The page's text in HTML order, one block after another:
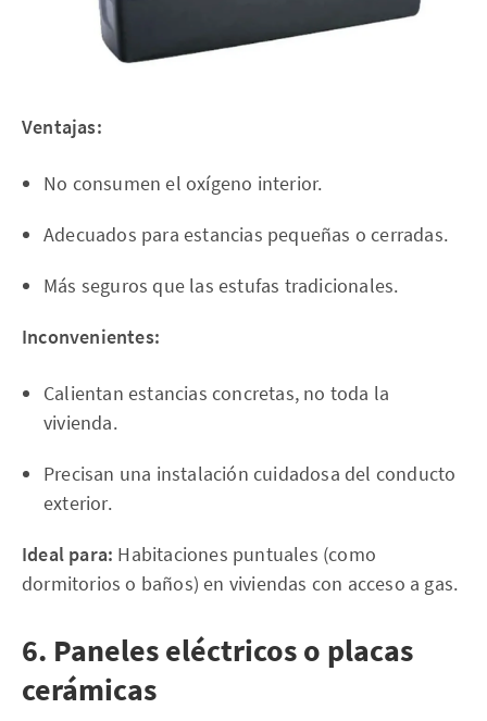
Ventajas:
No consumen el oxígeno interior.
Adecuados para estancias pequeñas o cerradas.
Más seguros que las estufas tradicionales.
Inconvenientes:
Calientan estancias concretas, no toda la
vivienda.
Precisan una instalación cuidadosa del conducto
exterior.
Ideal para: Habitaciones puntuales (como
dormitorios o baños) en viviendas con acceso a gas.
6. Paneles eléctricos o placas
cerámicas